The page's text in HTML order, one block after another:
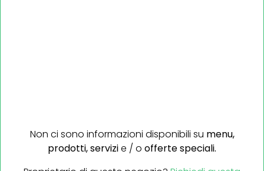
Non ci sono informazioni disponibili su menu,
prodotti,servizie / o offerte speciali.